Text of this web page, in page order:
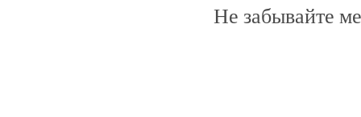
Не забывайте